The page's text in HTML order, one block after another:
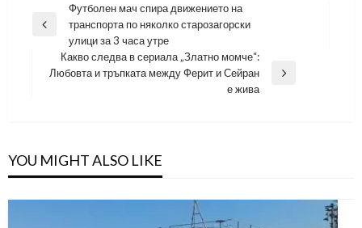
Навигация
Previous
Футболен мач спира движението на
транспорта по няколко старозагорски
улици за 3 часа утре
Next
Какво следва в сериала „Златно момче“:
Любовта и тръпката между Ферит и Сейран
е жива
YOU MIGHT ALSO LIKE